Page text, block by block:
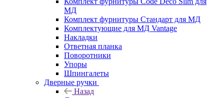
МД
Комплект фурнитуры Стандарт для МД
Комплектующие для МД Vantage
Накладки
Ответная планка
Поворотники
Упоры
Шпингалеты
Дверные ручки
Назад